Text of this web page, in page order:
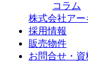
コラム
株式会社ア
採用情報
販売物件
お問合せ・資